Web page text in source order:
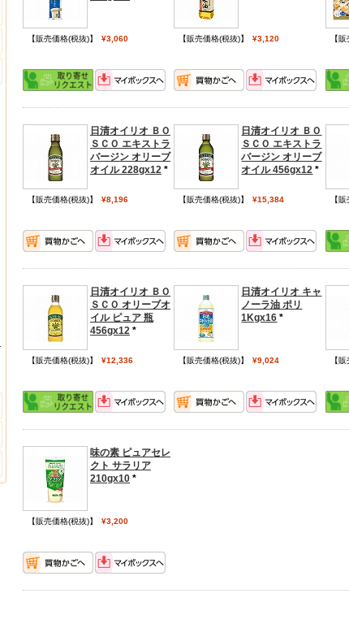
【販売価格(税抜)】 ¥3,060 【販売価格(税抜)】 ¥3,120 【
日清オイリオ ＢＯ
ＳＣＯ エキストラ
バージン オリーブ
オイル 228gx12 *
【販売価格(税抜)】 ¥8,196
日清オイリオ ＢＯ
ＳＣＯ エキストラ
バージン オリーブ
オイル 456gx12 *
【販売価格(税抜)】 ¥15,384 【
日清オイリオ ＢＯ
ＳＣＯ オリーブオ
イル ピュア 瓶
456gx12 *
【販売価格(税抜)】 ¥12,336
日清オイリオ キャ
ノーラ油 ポリ
1Kgx16 *
【販売価格(税抜)】 ¥9,024 【
味の素 ピュアセレ
クト サラリア
210gx10 *
【販売価格(税抜)】 ¥3,200